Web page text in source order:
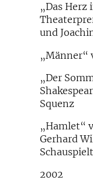
„Das Herz
und
„Männer“
„Der
Squenz
„Hamlet“
Gerhard
2002